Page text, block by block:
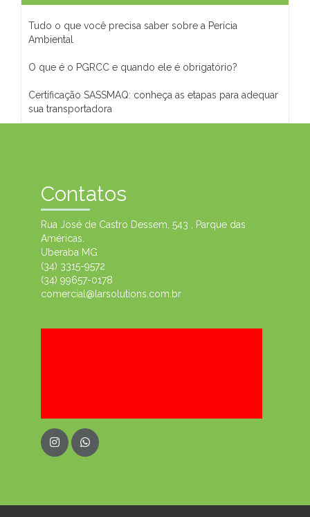
Tudo o que você precisa saber sobre a Perícia
Ambiental
O que é o PGRCC e quando ele é obrigatório?
Certificação SASSMAQ: conheça as etapas para adequar
sua transportadora
Contatos
Rua José de Castro Dessem, 543 , Parque das
Américas.
Uberaba MG
(34) 3315-9572
(34) 99657-0178
comercial@larsolutions.com.br